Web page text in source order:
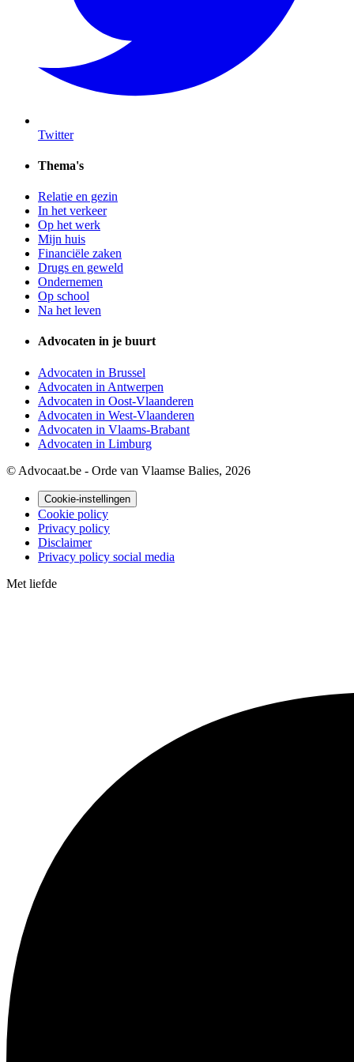
Twitter
Thema's
Relatie en gezin
In het verkeer
Op het werk
Mijn huis
Financiële zaken
Drugs en geweld
Ondernemen
Op school
Na het leven
Advocaten in je buurt
Advocaten in Brussel
Advocaten in Antwerpen
Advocaten in Oost-Vlaanderen
Advocaten in West-Vlaanderen
Advocaten in Vlaams-Brabant
Advocaten in Limburg
© Advocaat.be - Orde van Vlaamse Balies, 2026
Cookie-instellingen
Cookie policy
Privacy policy
Disclaimer
Privacy policy social media
Met liefde